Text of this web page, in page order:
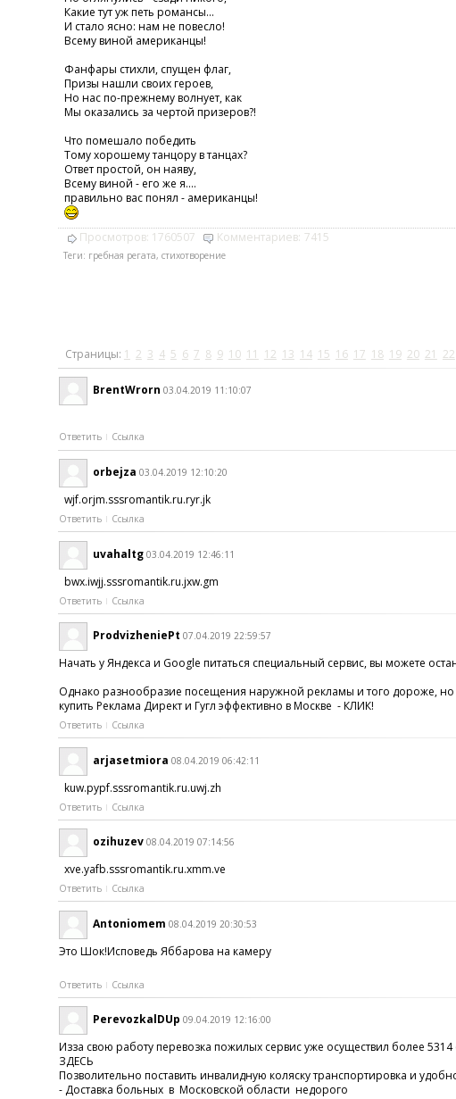
Какие тут уж петь романсы...
И стало ясно: нам не повесло!
Всему виной американцы!
Фанфары стихли, спущен флаг,
Призы нашли своих героев,
Но нас по-прежнему волнует, как
Мы оказались за чертой призеров?!
Что помешало победить
Тому хорошему танцору в танцах?
Ответ простой, он наяву,
Всему виной - его же я....
правильно вас понял - американцы!
Просмотров: 1760507 Комментариев: 7415
Теги: гребная регата, стихотворение
Страницы: 1 2 3 4 5 6 7 8 9 10 11 12 13 14 15 16 17 18 19 20 21 22
BrentWrorn 03.04.2019 11:10:07
Ответить Ссылка
orbejza 03.04.2019 12:10:20
wjf.orjm.sssromantik.ru.ryr.jk
Ответить Ссылка
uvahaltg 03.04.2019 12:46:11
bwx.iwjj.sssromantik.ru.jxw.gm
Ответить Ссылка
ProdvizheniePt 07.04.2019 22:59:57
Начать у Яндекса и Google питаться специальный сервис, вы можете
Однако разнообразие посещения наружной рекламы и того дороже, но
купить Реклама Директ и Гугл эффективно в Москве - КЛИК!
Ответить Ссылка
arjasetmiora 08.04.2019 06:42:11
kuw.pypf.sssromantik.ru.uwj.zh
Ответить Ссылка
ozihuzev 08.04.2019 07:14:56
xve.yafb.sssromantik.ru.xmm.ve
Ответить Ссылка
Antoniomem 08.04.2019 20:30:53
Это Шок!Исповедь Яббарова на камеру
Ответить Ссылка
PerevozkalDUp 09.04.2019 12:16:00
Изза свою работу перевозка пожилых сервис уже осуществил более
ЗДЕСЬ
Позволительно поставить инвалидную коляску транспортировка и
- Доставка больных в Московской области недорого